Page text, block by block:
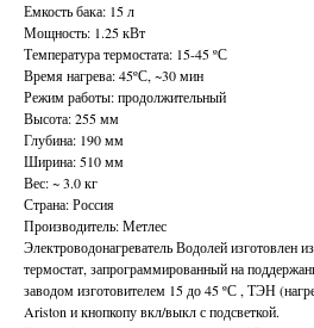
Емкость бака: 15 л
Мощность: 1.25 кВт
Температура термостата: 15-45 ºС
Время нагрева: 45ºС, ~30 мин
Режим работы: продолжительный
Высота: 255 мм
Глубина: 190 мм
Ширина: 510 мм
Вес: ~ 3.0 кг
Страна: Россия
Производитель: Метлес
Электроводонагреватель Водолей изготовлен
термостат, запрограммированный на
заводом изготовителем 15 до 45 ºС , ТЭН
Ariston и кнопкопу вкл/выкл с подсветкой.